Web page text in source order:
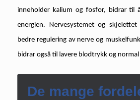
inneholder kalium og fosfor, bidrar til
energien. Nervesystemet og
bedre regulering av nerve og
bidrar også til lavere blodtrykk og
De mange